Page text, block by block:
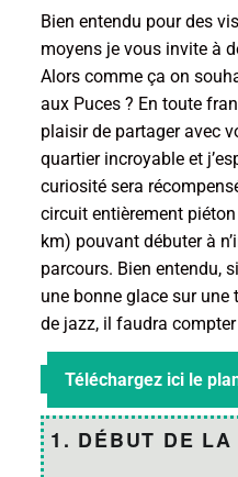
Bien entendu pour des
moyens je vous invite à
Alors comme ça on
aux Puces ? En toute
plaisir de partager avec
quartier incroyable et
curiosité sera
circuit entièrement
km) pouvant débuter à
parcours. Bien entendu,
une bonne glace sur une
de jazz, il faudra
Téléchargez ici le
1. DÉBUT DE LA